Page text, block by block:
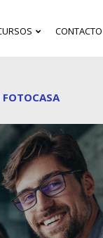
CONTACTO